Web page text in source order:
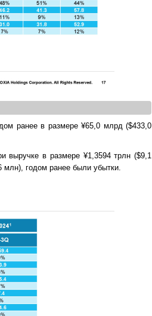
ранее в размере ¥65,0 млрд ($433,0
в размере ¥1,3594 трлн ($9,1
годом ранее были убытки.